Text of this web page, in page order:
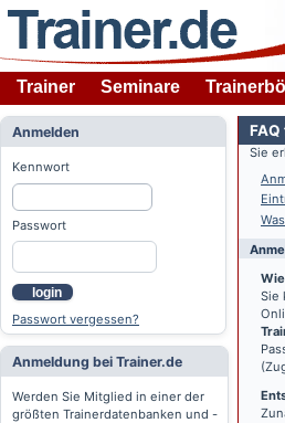
Trainer Seminare
Anmelden
Kennwort
Passwort
login
Passwort vergessen?
Anmeldung bei Trainer.de
Werden Sie Mitglied in einer der
größten Trainerdatenbanken und -
Sie
Sie